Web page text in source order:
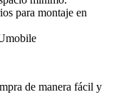
para montaje en
de manera fácil y